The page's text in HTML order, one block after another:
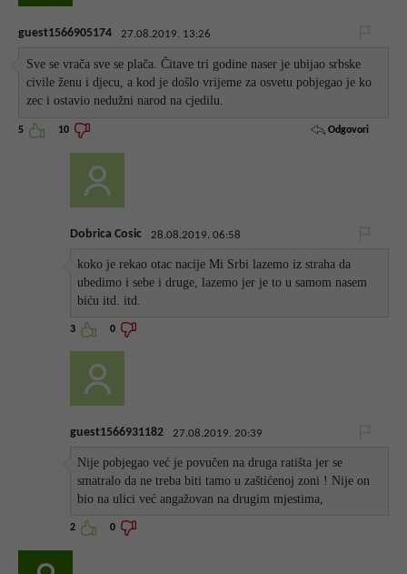
guest1566905174 27.08.2019. 13:26
Sve se vrača sve se plača. Čitave tri godine naser je ubijao srbske
civile ženu i djecu, a kod je došlo vrijeme za osvetu pobjegao je ko
zec i ostavio nedužni narod na cjedilu.
5 10 Odgovori
Dobrica Cosic 28.08.2019. 06:58
koko je rekao otac nacije Mi Srbi lazemo iz straha da
ubedimo i sebe i druge, lazemo jer je to u samom nasem
biću itd. itd.
3 0
guest1566931182 27.08.2019. 20:39
Nije pobjegao već je povučen na druga ratišta jer se
smatralo da ne treba biti tamo u zaštićenoj zoni ! Nije on
bio na ulici već angažovan na drugim mjestima,
2 0